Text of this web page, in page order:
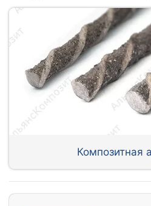
Композитная